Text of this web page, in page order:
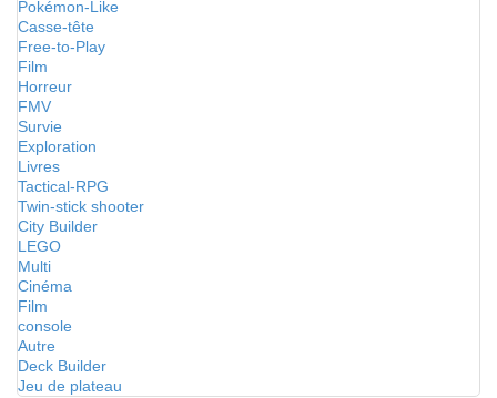
Pokémon-Like
Casse-tête
Free-to-Play
Film
Horreur
FMV
Survie
Exploration
Livres
Tactical-RPG
Twin-stick shooter
City Builder
LEGO
Multi
Cinéma
Film
console
Autre
Deck Builder
Jeu de plateau